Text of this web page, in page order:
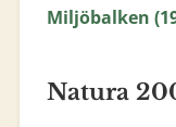
Miljöbalken
Natura